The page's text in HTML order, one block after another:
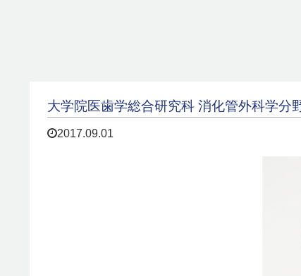
大学院医歯学総合研究科 消化管外科学分
2017.09.01